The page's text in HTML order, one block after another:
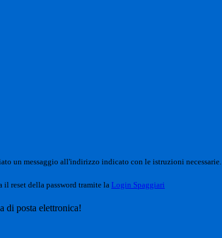
un messaggio all'indirizzo indicato con le istruzioni necessarie.
il reset della password tramite la Login Spaggiari
di posta elettronica!